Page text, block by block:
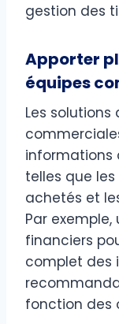
gestion des
Apporter
équipes
Les solutions
informations
telles que
achetés et
Par
financiers
complet des
fonction des